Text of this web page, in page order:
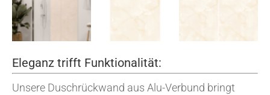
Eleganz trifft Funktionalität:
Unsere Duschrückwand aus Alu-Verbund bringt